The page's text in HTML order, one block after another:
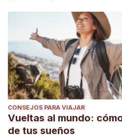
CONSEJOS PARA VIAJAR
Vueltas al mundo:
de tus sueños